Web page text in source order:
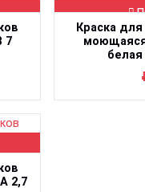
7
Краска
моющаяся
белая
2,7